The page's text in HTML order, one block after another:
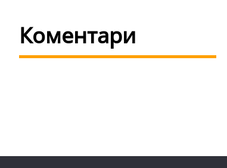
Коментари